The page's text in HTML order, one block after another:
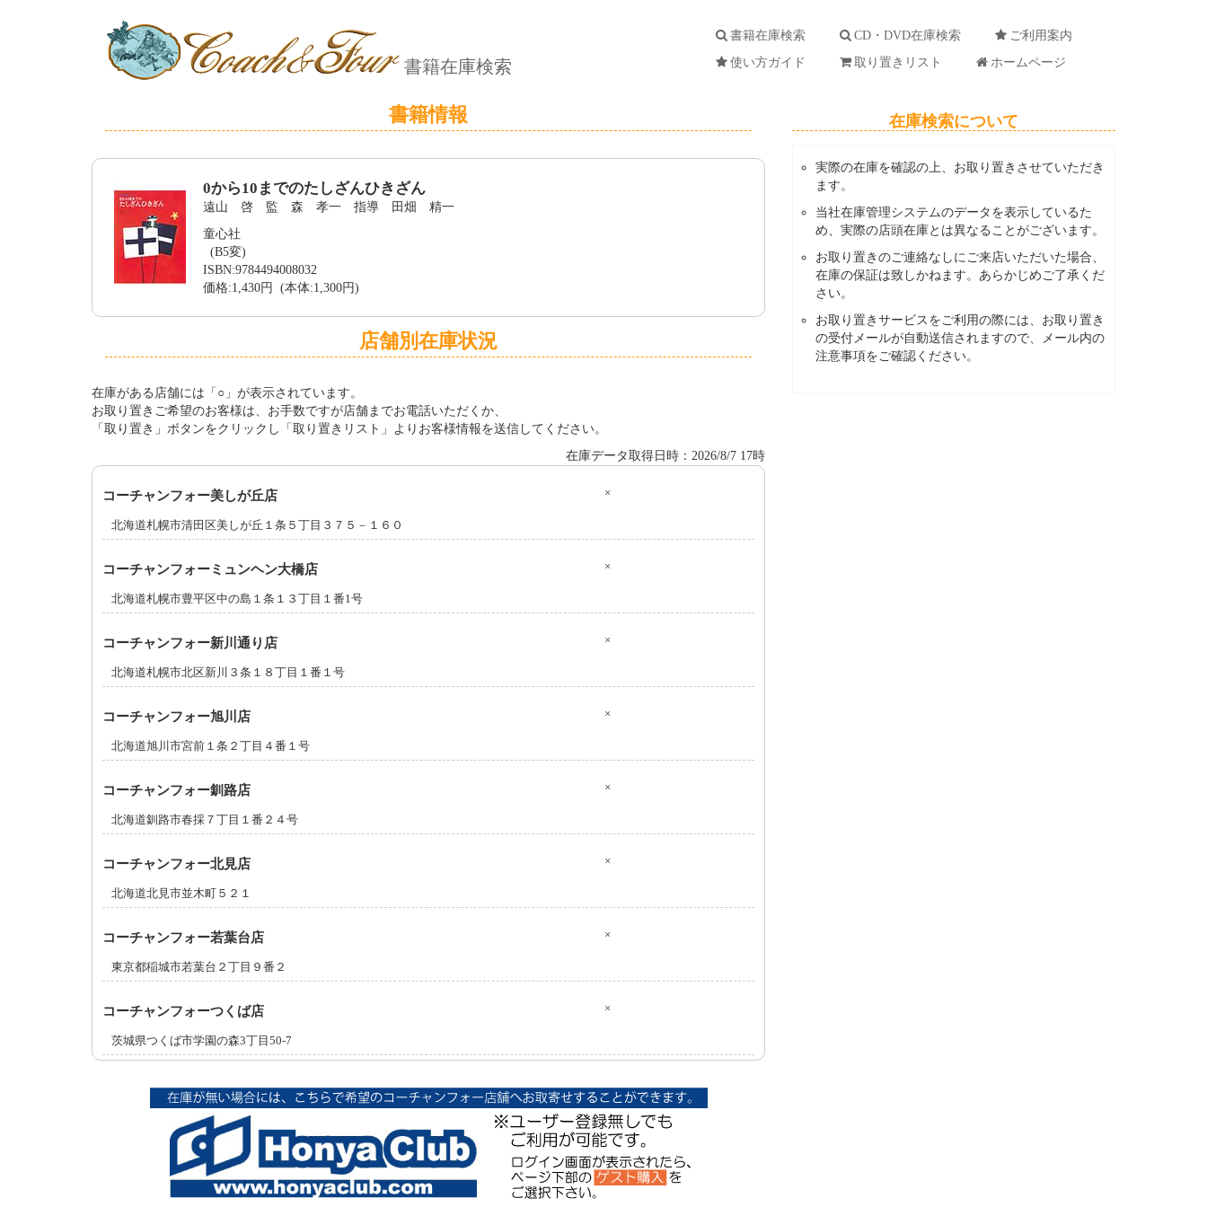
書籍在庫検索
書籍在庫検索 CD・DVD在庫検索
ご利用案内
使い方ガイド
取り置きリスト ホームページ
書籍情報
0から10までのたしざんひきざん
遠山 啓 監 森 孝一 指導 田畑 精一
童心社
(B5変)
ISBN:9784494008032
価格:1,430円 (本体:1,300円)
店舗別在庫状況
在庫がある店舗には「○」が表示されています。
お取り置きご希望のお客様は、お手数ですが店舗までお電話いただくか、
「取り置き」ボタンをクリックし「取り置きリスト」よりお客様情報を送信してください。
在庫データ取得日時：2026/8/7 17時
コーチャンフォー美しが丘店 ×
北海道札幌市清田区美しが丘１条５丁目３７５－１６０
コーチャンフォーミュンヘン大橋店 ×
北海道札幌市豊平区中の島１条１３丁目１番1号
コーチャンフォー新川通り店 ×
北海道札幌市北区新川３条１８丁目１番１号
コーチャンフォー旭川店 ×
北海道旭川市宮前１条２丁目４番１号
コーチャンフォー釧路店 ×
北海道釧路市春採７丁目１番２４号
コーチャンフォー北見店 ×
北海道北見市並木町５２１
コーチャンフォー若葉台店 ×
東京都稲城市若葉台２丁目９番２
コーチャンフォーつくば店 ×
茨城県つくば市学園の森3丁目50-7
在庫検索について
実際の在庫を確認の上、お取り置きさせていただき
ます。
当社在庫管理システムのデータを表示しているた
め、実際の店頭在庫とは異なることがございます。
お取り置きのご連絡なしにご来店いただいた場合、
在庫の保証は致しかねます。あらかじめご了承くだ
さい。
お取り置きサービスをご利用の際には、お取り置き
の受付メールが自動送信されますので、メール内の
注意事項をご確認ください。